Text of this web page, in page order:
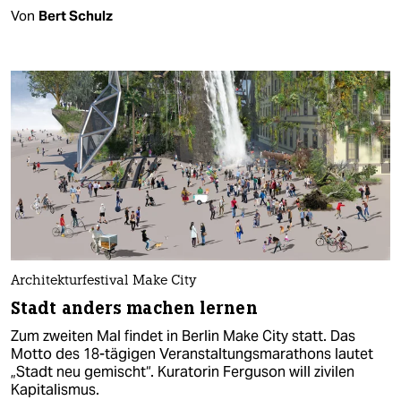
Von Bert Schulz
Architekturfestival Make City
Stadt anders machen lernen
Zum zweiten Mal findet in Berlin Make City statt. Das
Motto des 18-tägigen Veranstaltungsmarathons lautet
„Stadt neu gemischt“. Kuratorin Ferguson will zivilen
Kapitalismus.